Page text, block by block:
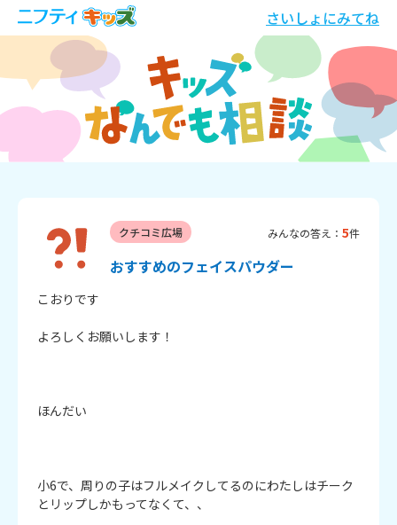
さいしょにみてね
クチコミ広場 みんなの答え： 5件
おすすめのフェイスパウダー
こおりです
よろしくお願いします！
ほんだい
小6で、周りの子はフルメイクしてるのにわたしはチーク
とリップしかもってなくて、、